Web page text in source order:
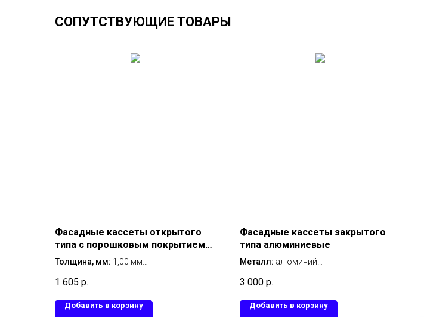
СОПУТСТВУЮЩИЕ ТОВАРЫ
Фасадные кассеты открытого
типа с порошковым покрытием
1160х600 мм мм толщина 1,00 мм
Толщина, мм: 1,00 мм
Металл:
Тип покрытия:с порошковым
покрытием
1 605 р.
Добавить в корзину
Фасадные кассеты закрытого
типа алюминиевые
Металл: алюминий
3 000 р.
Добавить в корзину